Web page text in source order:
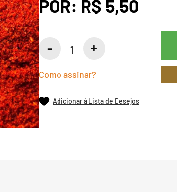
POR: R$ 5,50
Como assinar?
Adicionar à Lista de Desejos